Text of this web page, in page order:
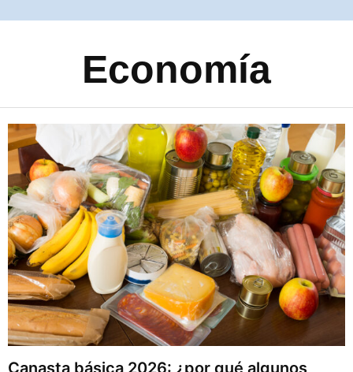
⁠Economía
Canasta básica 2026: ¿por qué algunos